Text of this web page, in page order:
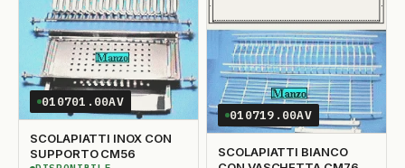
010701.00AV
SCOLAPIATTI INOX CON
SUPPORTO CM56
010719.00AV
SCOLAPIATTI BIANCO